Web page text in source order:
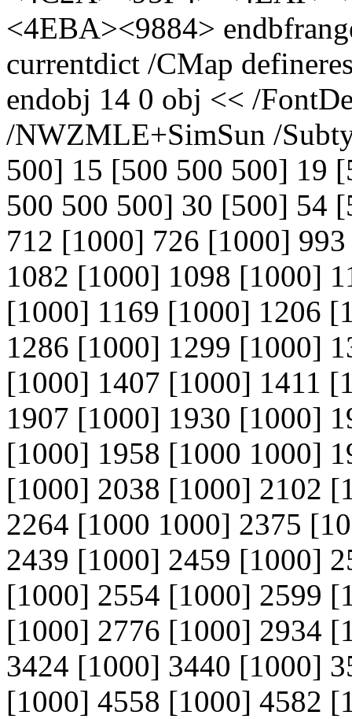
<4EBA><9884>
currentdict /CMap
endobj 14 0 obj << /
/NWZMLE+SimSun /
500] 15 [500 500 500] 19
500 500 500] 30 [500] 54
712 [1000] 726 [1000]
1082 [1000] 1098 [1000]
[1000] 1169 [1000] 1206
1286 [1000] 1299 [1000]
[1000] 1407 [1000] 1411
1907 [1000] 1930 [1000]
[1000] 1958 [1000 1000]
[1000] 2038 [1000] 2102
2264 [1000 1000] 2375
2439 [1000] 2459 [1000]
[1000] 2554 [1000] 2599
[1000] 2776 [1000] 2934
3424 [1000] 3440 [1000]
[1000] 4558 [1000] 4582